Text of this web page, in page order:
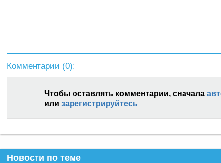
Комментарии (0):
Чтобы оставлять комментарии, сначала
или зарегистрируйтесь
Новости по теме